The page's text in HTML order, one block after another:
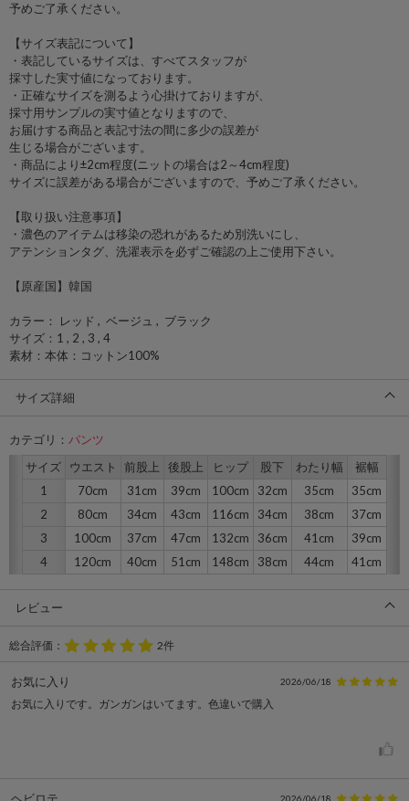
予めご了承ください。
【サイズ表記について】
・表記しているサイズは、すべてスタッフが
採寸した実寸値になっております。
・正確なサイズを測るよう心掛けておりますが、
採寸用サンプルの実寸値となりますので、
お届けする商品と表記寸法の間に多少の誤差が
生じる場合がございます。
・商品により±2cm程度(ニットの場合は2～4cm程度)
サイズに誤差がある場合がございますので、予めご了承ください。
【取り扱い注意事項】
・濃色のアイテムは移染の恐れがあるため別洗いにし、
アテンションタグ、洗濯表示を必ずご確認の上ご使用下さい。
【原産国】韓国
カラー： レッド , ベージュ , ブラック
サイズ：1 , 2 , 3 , 4
素材：本体：コットン100%
サイズ詳細
カテゴリ： パンツ
サイズ
ウエスト 前股上 後股上 ヒップ 股下 わたり幅
裾幅
1
70cm 31cm 39cm 100cm 32cm 35cm
35cm
2
80cm 34cm 43cm 116cm 34cm 38cm
37cm
3
100cm 37cm 47cm 132cm 36cm 41cm
39cm
4
120cm 40cm 51cm 148cm 38cm 44cm 41cm
レビュー
総合評価： 2件
お気に入り 2026/06/18
お気に入りです。ガンガンはいてます。色違いで購入
2026/06/18